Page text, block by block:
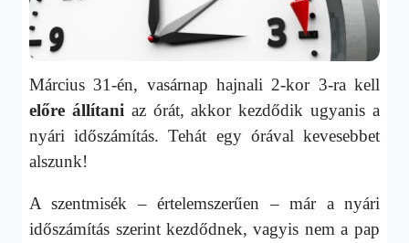
Március 31-én, vasárnap hajnali 2-kor 3-ra kell
előre állítaniaz órát, akkor kezdődik ugyanis a
nyári időszámítás. Tehát egy órával kevesebbet
alszunk!
A szentmisék – értelemszerűen – már a nyári
időszámítás szerint kezdődnek, vagyis nem a pap